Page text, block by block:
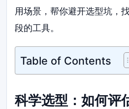
用场景，帮你避开选型坑，
段的工具。
Table of Contents
科学选型：如何评